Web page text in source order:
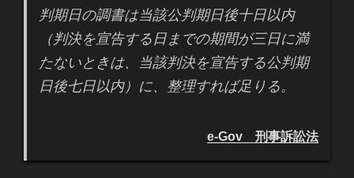
判期日の調書は当該公判期日後十日以内
（判決を宣告する日までの期間が三日に満
たないときは、当該判決を宣告する公判期
日後七日以内）に、整理すれば足りる。
e-Gov 刑事訴訟法